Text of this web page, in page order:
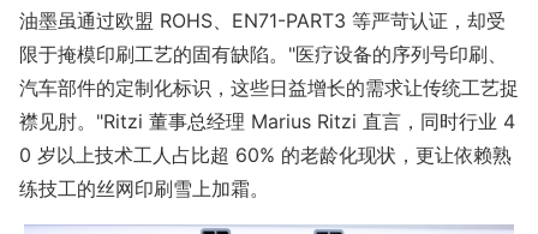
油墨虽通过欧盟 ROHS、EN71-PART3 等严苛认证，却受
限于掩模印刷工艺的固有缺陷。"医疗设备的序列号印刷、
汽车部件的定制化标识，这些日益增长的需求让传统工艺捉
襟见肘。"Ritzi 董事总经理 Marius Ritzi 直言，同时行业 4
0 岁以上技术工人占比超 60% 的老龄化现状，更让依赖熟
练技工的丝网印刷雪上加霜。